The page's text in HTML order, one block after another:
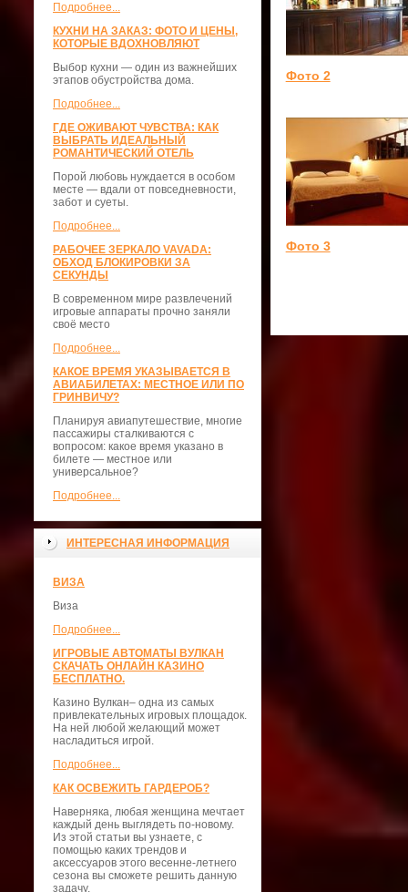
Подробнее...
КУХНИ НА ЗАКАЗ: ФОТО И ЦЕНЫ,
КОТОРЫЕ ВДОХНОВЛЯЮТ
Выбор кухни — один из важнейших
этапов обустройства дома.
Подробнее...
ГДЕ ОЖИВАЮТ ЧУВСТВА: КАК
ВЫБРАТЬ ИДЕАЛЬНЫЙ
РОМАНТИЧЕСКИЙ ОТЕЛЬ
Порой любовь нуждается в особом
месте — вдали от повседневности,
забот и суеты.
Подробнее...
РАБОЧЕЕ ЗЕРКАЛО VAVADA:
ОБХОД БЛОКИРОВКИ ЗА
СЕКУНДЫ
В современном мире развлечений
игровые аппараты прочно заняли
своё место
Подробнее...
КАКОЕ ВРЕМЯ УКАЗЫВАЕТСЯ В
АВИАБИЛЕТАХ: МЕСТНОЕ ИЛИ ПО
ГРИНВИЧУ?
Планируя авиапутешествие, многие
пассажиры сталкиваются с
вопросом: какое время указано в
билете — местное или
универсальное?
Подробнее...
ИНТЕРЕСНАЯ ИНФОРМАЦИЯ
ВИЗА
Виза
Подробнее...
ИГРОВЫЕ АВТОМАТЫ ВУЛКАН
СКАЧАТЬ ОНЛАЙН КАЗИНО
БЕСПЛАТНО.
Казино Вулкан– одна из самых
привлекательных игровых площадок.
На ней любой желающий может
насладиться игрой.
Подробнее...
КАК ОСВЕЖИТЬ ГАРДЕРОБ?
Наверняка, любая женщина мечтает
каждый день выглядеть по-новому.
Из этой статьи вы узнаете, с
помощью каких трендов и
аксессуаров этого весенне-летнего
сезона вы сможете решить данную
задачу.
Фото 2
Фото 3